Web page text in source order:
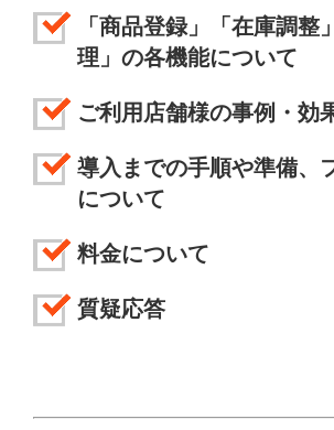
「商品登録」「在庫調整
理」の各機能について
ご利用店舗様の事例・効
導入までの手順や準備、
について
料金について
質疑応答